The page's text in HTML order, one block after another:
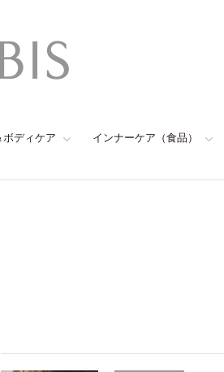
ボディケア インナーケア（食品）